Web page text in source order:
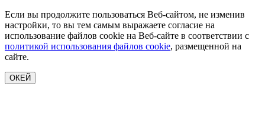
Если вы продолжите пользоваться Веб-сайтом, не изменив
настройки, то вы тем самым выражаете согласие на
использование файлов cookie на Веб-сайте в соответствии с
политикой использования файлов cookie, размещенной на
сайте.
ОКЕЙ